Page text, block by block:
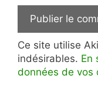
Ce site utilise
indésirables. En
données de vos